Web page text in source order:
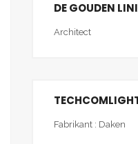
DE GOUDEN
Architect
Fabrikant : Daken